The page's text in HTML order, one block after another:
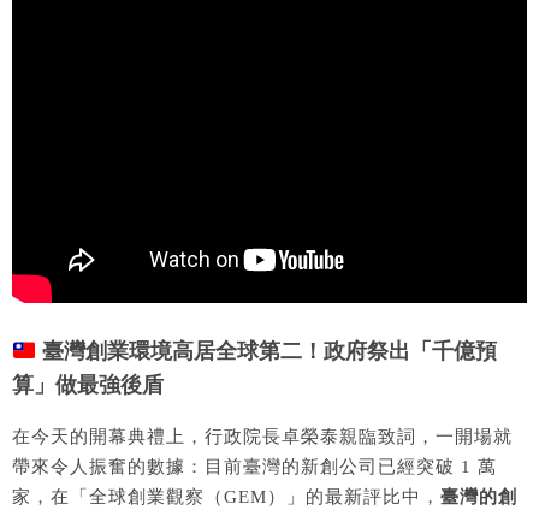
臺灣創業環境高居全球第二！政府祭出「千億預
算」做最強後盾
在今天的開幕典禮上，行政院長卓榮泰親臨致詞，一開場就
帶來令人振奮的數據：目前臺灣的新創公司已經突破 1 萬
家，在「全球創業觀察（GEM）」的最新評比中， 臺灣的創